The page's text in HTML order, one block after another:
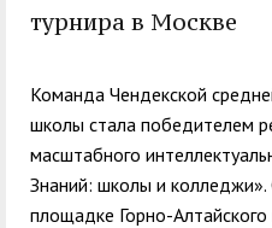
турнира в Москве
Команда Чендекской
школы стала победителем
масштабного
Знаний: школы и
площадке Горно-Алтайского